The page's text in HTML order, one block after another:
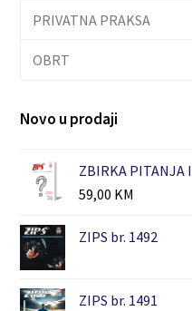
PRIVATNA PRAKSA
OBRT
Novo u prodaji
ZBIRKA PITANJA
59,00 KM
ZIPS br. 1492
ZIPS br. 1491